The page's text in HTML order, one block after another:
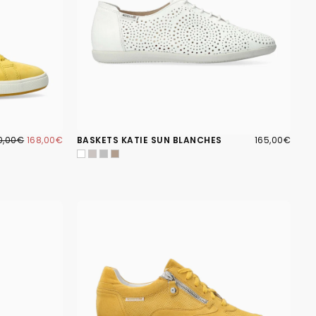
PRIX
168,00€ BASKETS KATIE SUN BLANCHES 165,00€
PRIX
165,00€